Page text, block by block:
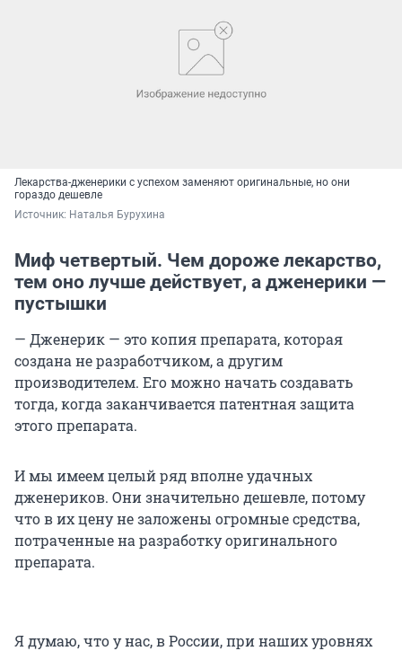
Лекарства-дженерики с успехом заменяют оригинальные, но они
гораздо дешевле
Источник: Наталья Бурухина
Миф четвертый. Чем дороже лекарство,
тем оно лучше действует, а дженерики —
пустышки
— Дженерик — это копия препарата, которая
создана не разработчиком, а другим
производителем. Его можно начать создавать
тогда, когда заканчивается патентная защита
этого препарата.
И мы имеем целый ряд вполне удачных
дженериков. Они значительно дешевле, потому
что в их цену не заложены огромные средства,
потраченные на разработку оригинального
препарата.
Я думаю, что у нас, в России, при наших уровнях